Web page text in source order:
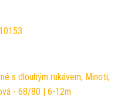
s dlouhým rukávem, Minoti,
- 68/80 | 6-12m